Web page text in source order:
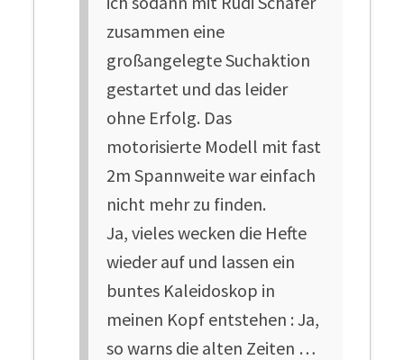
zusammen eine
großangelegte Suchaktion
gestartet und das leider
ohne Erfolg. Das
motorisierte Modell mit fast
2m Spannweite war einfach
nicht mehr zu finden.
Ja, vieles wecken die Hefte
wieder auf und lassen ein
buntes Kaleidoskop in
meinen Kopf entstehen : Ja,
so warns die alten Zeiten …